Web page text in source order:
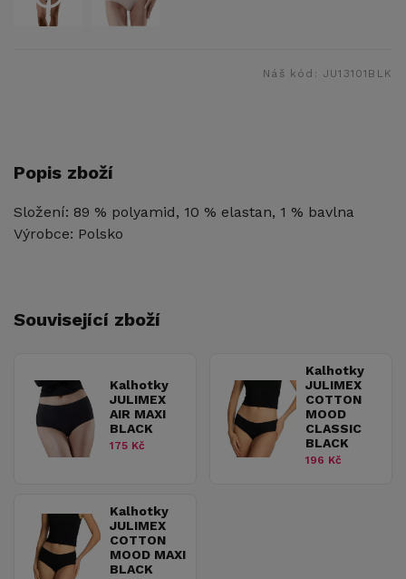
Náš kód: JU13101BLK
Popis zboží
Složení: 89 % polyamid, 10 % elastan, 1 % bavlna
Výrobce: Polsko
Související zboží
Kalhotky
JULIMEX
AIR MAXI
BLACK
175 Kč
Kalhotky
JULIMEX
COTTON
MOOD
CLASSIC
BLACK
196 Kč
Kalhotky
JULIMEX
COTTON
MOOD MAXI
BLACK